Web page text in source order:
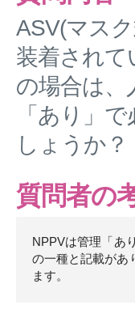
ASV(マス
装着されて
の場合は、
「あり」
しょうか？
質問者の
NPPVは管理「あ
の一種と記載があ
ます。